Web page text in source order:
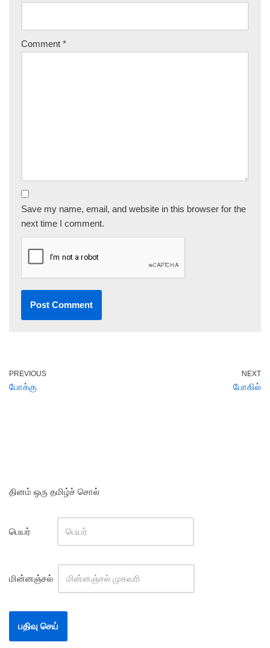
Comment *
Save my name, email, and website in this browser for the
next time I comment.
PREVIOUS
போக்கு
NEXT
போகில்
தினம் ஒரு தமிழ்ச் சொல்
பெயர்
மின்னஞ்சல்